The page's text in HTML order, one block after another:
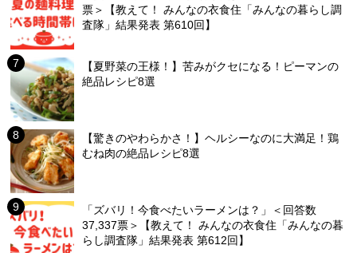
票＞【教えて！ みんなの衣食住「みんなの暮らし調
査隊」結果発表 第610回】
【夏野菜の王様！】苦みがクセになる！ピーマンの
絶品レシピ8選
【驚きのやわらかさ！】ヘルシーなのに大満足！鶏
むね肉の絶品レシピ8選
「ズバリ！今食べたいラーメンは？」＜回答数
37,337票＞【教えて！ みんなの衣食住「みんなの暮
らし調査隊」結果発表 第612回】